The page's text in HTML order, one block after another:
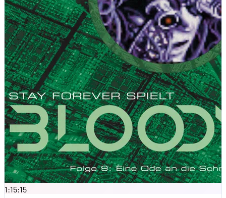
1:15:15